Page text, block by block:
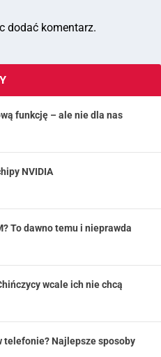
dodać komentarz.
funkcję – ale nie dla nas
NVIDIA
To dawno temu i nieprawda
wcale ich nie chcą
telefonie? Najlepsze sposoby